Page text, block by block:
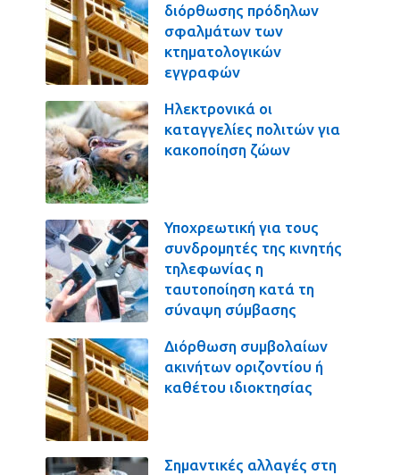
διόρθωσης πρόδηλων
σφαλμάτων των
κτηματολογικών
εγγραφών
Ηλεκτρονικά οι
καταγγελίες πολιτών για
κακοποίηση ζώων
Υποχρεωτική για τους
συνδρομητές της κινητής
τηλεφωνίας η
ταυτοποίηση κατά τη
σύναψη σύμβασης
Διόρθωση συμβολαίων
ακινήτων οριζοντίου ή
καθέτου ιδιοκτησίας
Σημαντικές αλλαγές στη